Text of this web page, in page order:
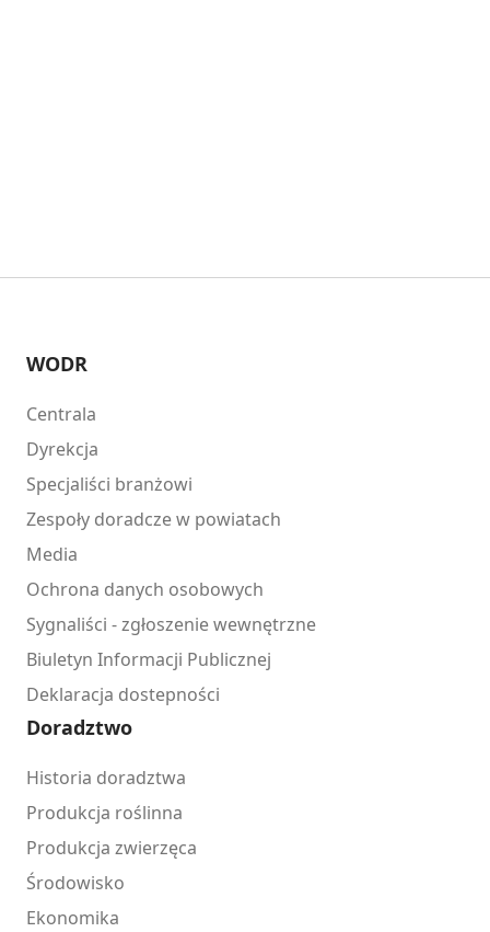
WODR
Centrala
Dyrekcja
Specjaliści branżowi
Zespoły doradcze w powiatach
Media
Ochrona danych osobowych
Sygnaliści - zgłoszenie wewnętrzne
Biuletyn Informacji Publicznej
Deklaracja dostepności
Doradztwo
Historia doradztwa
Produkcja roślinna
Produkcja zwierzęca
Środowisko
Ekonomika